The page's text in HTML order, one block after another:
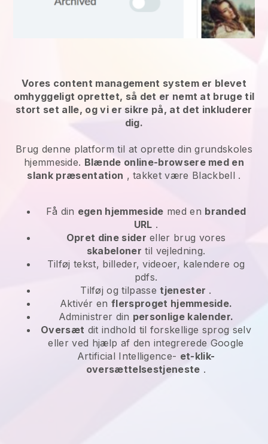
Vores content management system er blevet
omhyggeligt oprettet, så det er nemt at bruge til
stort set alle, og vi er sikre på, at det inkluderer
dig.
Brug denne platform til at oprette din grundskoles
hjemmeside. Blænde online-browsere med en
slank præsentation , takket være Blackbell .
Få din egen hjemmeside med en branded
URL .
Opret dine sider eller brug vores
skabeloner til vejledning.
Tilføj tekst, billeder, videoer, kalendere og
pdfs.
Tilføj og tilpassetjenester .
Aktivér enflersproget hjemmeside.
Administrer din personlige kalender.
Oversæt dit indhold til forskellige sprog selv
eller ved hjælp af den integrerede Google
Artificial Intelligence- et-klik-
oversættelsestjeneste .